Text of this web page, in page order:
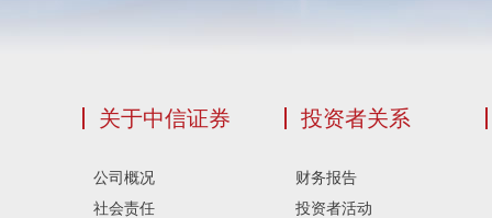
关于中信证券
公司概况
社会责任
投资者关系
财务报告
投资者活动